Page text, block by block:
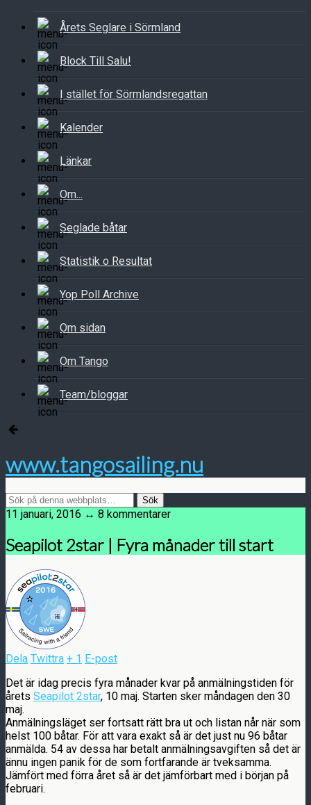
Årets Seglare i Sörmland
Block Till Salu!
I stället för Sörmlandsregattan
Kalender
Länkar
Om...
Seglade båtar
Statistik o Resultat
Yop Poll Archive
Om sidan
Om Tango
Team/bloggar
www.tangosailing.nu
11 januari, 2016 ↔ 8 kommentarer
Seapilot 2star | Fyra månader till start
Dela Twittra + 1 E-post
Det är idag precis fyra månader kvar på anmälningstiden för
årets Seapilot 2star, 10 maj. Starten sker måndagen den 30
maj.
Anmälningsläget ser fortsatt rätt bra ut och listan når när som
helst 100 båtar. För att vara exakt så är det just nu 96 båtar
anmälda. 54 av dessa har betalt anmälningsavgiften så det är
ännu ingen panik för de som fortfarande är tveksamma.
Jämfört med förra året så är det jämförbart med i början på
februari.